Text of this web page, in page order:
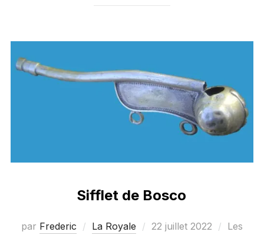
Sifflet de Bosco
par Frederic La Royale
Publié
22 juillet 2022
Les